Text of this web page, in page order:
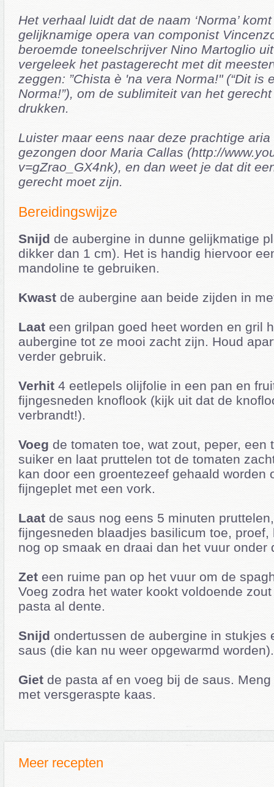
Het verhaal luidt dat de naam ‘Norma’
gelijknamige opera van componist
beroemde toneelschrijver Nino Martoglio
vergeleek het pastagerecht met dit
zeggen: ”Chista è 'na vera Norma!" (“Dit is
Norma!”), om de sublimiteit van het
drukken.
Luister maar eens naar deze prachtige aria
gezongen door Maria Callas (http://
v=gZrao_GX4nk), en dan weet je dat dit
gerecht moet zijn.
Bereidingswijze
Snijd de aubergine in dunne gelijkmatige
dikker dan 1 cm). Het is handig hiervoor
mandoline te gebruiken.
Kwast de aubergine aan beide zijden in
Laat een grilpan goed heet worden en gril
aubergine tot ze mooi zacht zijn. Houd
verder gebruik.
Verhit 4 eetlepels olijfolie in een pan en
fijngesneden knoflook (kijk uit dat de
verbrandt!).
Voeg de tomaten toe, wat zout, peper, een
suiker en laat pruttelen tot de tomaten
kan door een groentezeef gehaald worden
fijngeplet met een vork.
Laat de saus nog eens 5 minuten
fijngesneden blaadjes basilicum toe, proef,
nog op smaak en draai dan het vuur onder
Zet een ruime pan op het vuur om de
Voeg zodra het water kookt voldoende
pasta al dente.
Snijd ondertussen de aubergine in stukjes
saus (die kan nu weer opgewarmd
Giet de pasta af en voeg bij de saus.
met versgeraspte kaas.
Meer recepten